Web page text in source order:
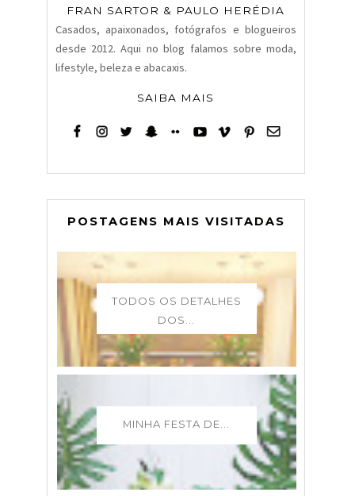
FRAN SARTOR & PAULO HERÉDIA
Casados, apaixonados, fotógrafos e blogueiros
desde 2012. Aqui no blog falamos sobre moda,
lifestyle, beleza e abacaxis.
SAIBA MAIS
POSTAGENS MAIS VISITADAS
TODOS OS DETALHES
DOS...
MINHA FESTA DE...